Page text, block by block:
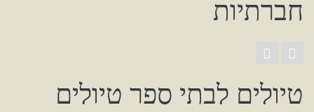
חברתיות
טיולים לבתי ספר טיולים